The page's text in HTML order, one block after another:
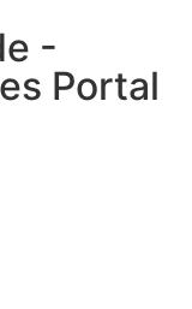
-
Portal